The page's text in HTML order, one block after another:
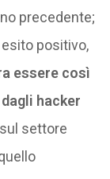
precedente;
esito positivo,
essere così
hacker
settore